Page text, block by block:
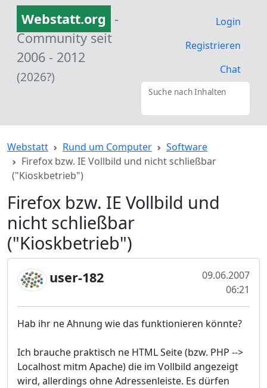
Webstatt.org -
Community seit
2006 - 2012
(2026?)
Login
Registrieren
Chat
Suche nach Inhalten
Webstatt Rund um Computer
Software
Firefox bzw. IE Vollbild und nicht schließbar
("Kioskbetrieb")
Firefox bzw. IE Vollbild und
nicht schließbar
("Kioskbetrieb")
user-182
09.06.2007
06:21
Hab ihr ne Ahnung wie das funktionieren könnte?
Ich brauche praktisch ne HTML Seite (bzw. PHP -->
Localhost mitm Apache) die im Vollbild angezeigt
wird, allerdings ohne Adressenleiste. Es dürfen